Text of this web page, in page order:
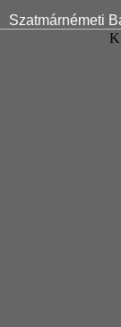
Szatmárnémeti